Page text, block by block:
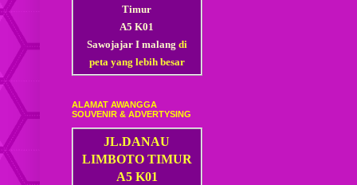
Timur
A5 K01
Sawojajar I malang di
peta yang lebih besar
ALAMAT AWANGGA
SOUVENIR & ADVERTYSING
JL.DANAU
LIMBOTO TIMUR
A5 K01